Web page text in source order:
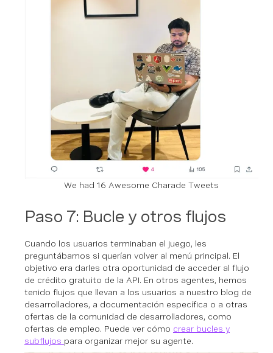
We had 16 Awesome Charade Tweets
Paso 7: Bucle y otros flujos
Cuando los usuarios terminaban el juego, les
preguntábamos si querían volver al menú principal. El
objetivo era darles otra oportunidad de acceder al flujo
de crédito gratuito de la API. En otros agentes, hemos
tenido flujos que llevan a los usuarios a nuestro blog de
desarrolladores, a documentación específica o a otras
ofertas de la comunidad de desarrolladores, como
ofertas de empleo. Puede ver cómo crear bucles y
subflujos para organizar mejor su agente.